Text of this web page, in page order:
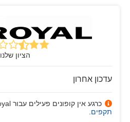
הציון שלנו
עדכון אחרון
כרגע אין קופונים פעילים עבור IPRoyal.
תקפים